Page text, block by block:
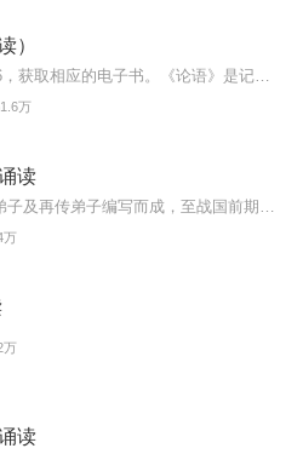
）
万
读
万
万
读